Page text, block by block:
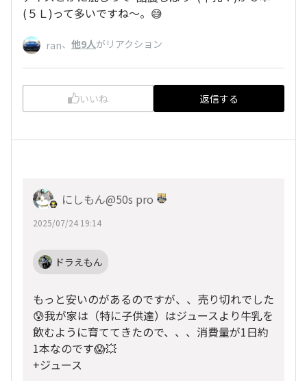
(５Ｌ)って多いですね〜。😅
ran、 他9人がリアクション
いいね 返信する
にしもん@50s pro
2025/07/24 19:14
ドラえもん
もっと安いのがあるのですが、、売り切れでした
😰我が家は（特に子供達）はジュースより牛乳を
飲むように育ててきたので、、、消費量が1日約
1本なのです😱💥
+ジュース